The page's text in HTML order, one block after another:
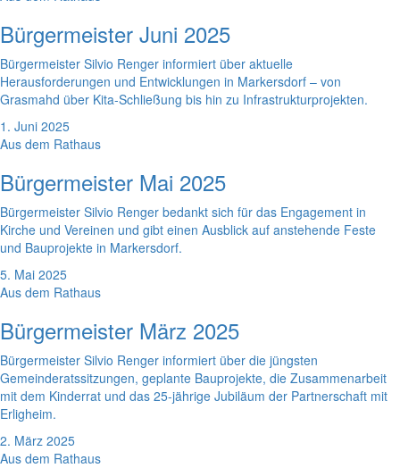
Bürgermeister Juni 2025
Bürgermeister Silvio Renger informiert über aktuelle
Herausforderungen und Entwicklungen in Markersdorf – von
Grasmahd über Kita-Schließung bis hin zu Infrastrukturprojekten.
1. Juni 2025
Aus dem Rathaus
Bürgermeister Mai 2025
Bürgermeister Silvio Renger bedankt sich für das Engagement in
Kirche und Vereinen und gibt einen Ausblick auf anstehende Feste
und Bauprojekte in Markersdorf.
5. Mai 2025
Aus dem Rathaus
Bürgermeister März 2025
Bürgermeister Silvio Renger informiert über die jüngsten
Gemeinderatssitzungen, geplante Bauprojekte, die Zusammenarbeit
mit dem Kinderrat und das 25-jährige Jubiläum der Partnerschaft mit
Erligheim.
2. März 2025
Aus dem Rathaus